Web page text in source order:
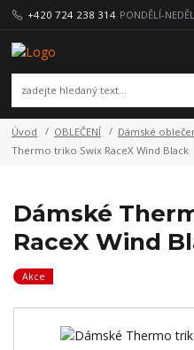
+420 724 238 314 PONDĚLÍ-
Úvod OBLEČENÍ Dámské
Thermo triko Swix RaceX Wind Black
Dámské
RaceX Wind
Akce